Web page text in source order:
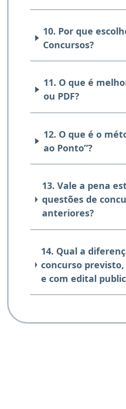
10. Por que
Concursos?
11. O que é
ou PDF?
12. O que é o
ao Ponto”?
13. Vale a pena
questões de
anteriores?
14. Qual a
concurso
e com edital